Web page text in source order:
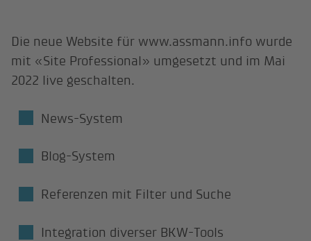
Die neue Website für www.assmann.info wurde
mit «Site Professional» umgesetzt und im Mai
2022 live geschalten.
News-System
Blog-System
Referenzen mit Filter und Suche
Integration diverser BKW-Tools